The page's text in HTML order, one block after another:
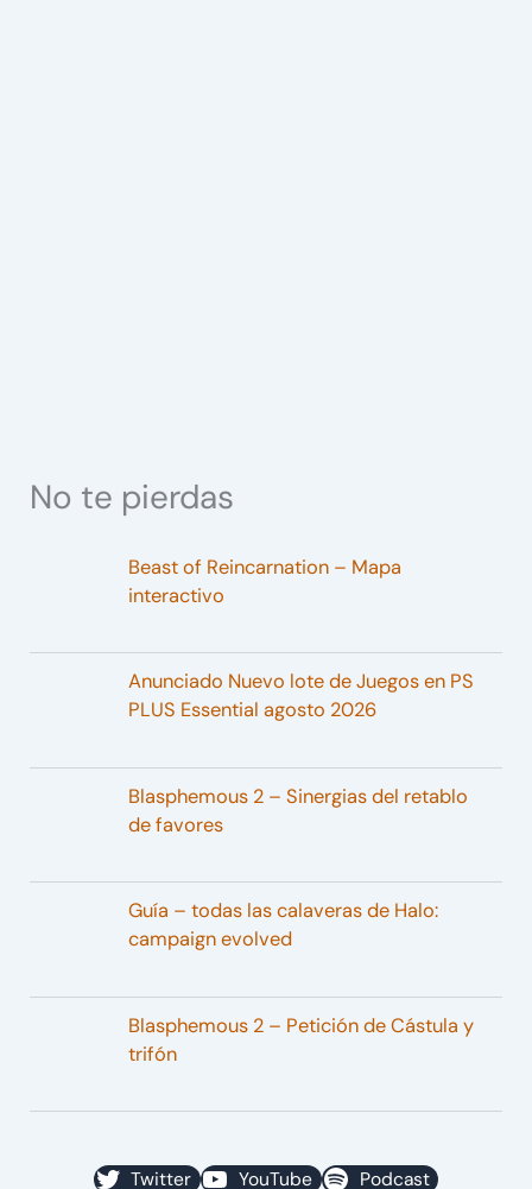
No te pierdas
Beast of Reincarnation – Mapa
interactivo
Anunciado Nuevo lote de Juegos en PS
PLUS Essential agosto 2026
Blasphemous 2 – Sinergias del retablo
de favores
Guía – todas las calaveras de Halo:
campaign evolved
Blasphemous 2 – Petición de Cástula y
trifón
Twitter YouTube
Podcast